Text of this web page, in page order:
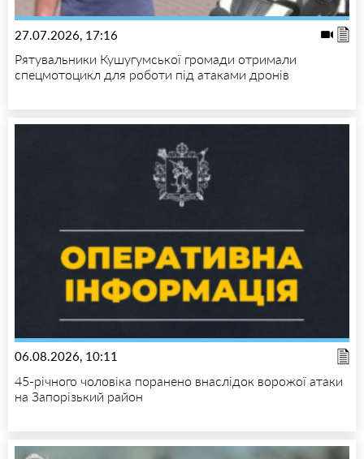
27.07.2026, 17:16
Рятувальники Кушугумської громади отримали
спецмотоцикл для роботи під атаками дронів
06.08.2026, 10:11
45-річного чоловіка поранено внаслідок ворожої атаки
на Запорізький район